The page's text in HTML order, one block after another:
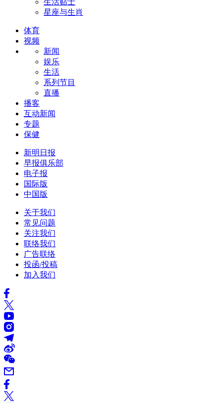
星座与生肖
体育
视频
新闻
娱乐
生活
系列节目
直播
播客
互动新闻
专题
保健
新明日报
早报俱乐部
电子报
国际版
中国版
关于我们
常见问题
关注我们
联络我们
广告联络
投函/投稿
加入我们